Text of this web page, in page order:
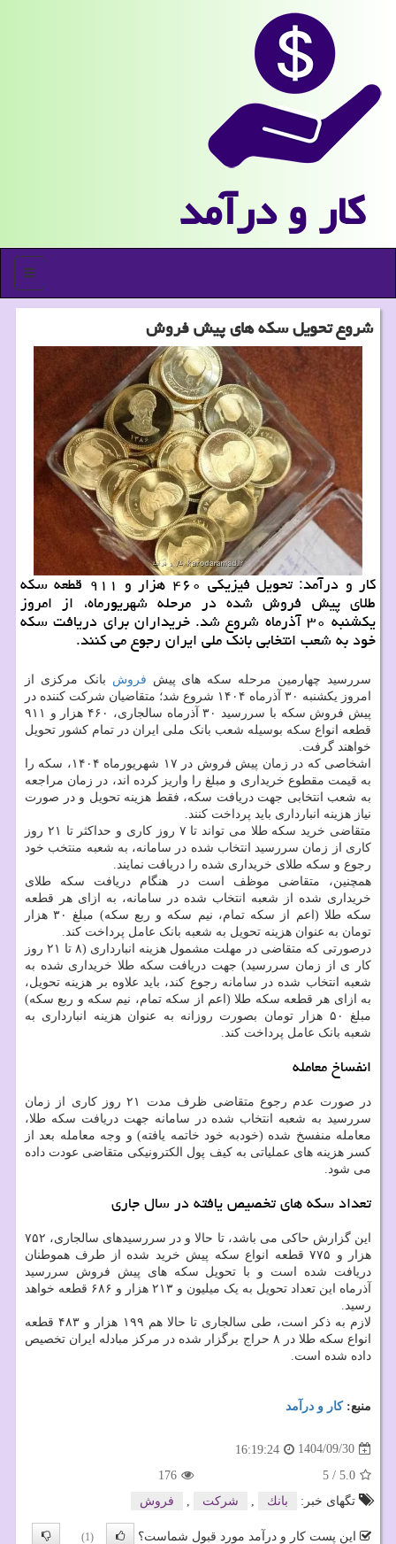
كار و درآمد
منو
شروع تحویل سکه های پیش فروش
کار و درآمد: تحویل فیزیکی ۴۶۰ هزار و ۹۱۱ قطعه سکه
طلای پیش فروش شده در مرحله شهریورماه، از امروز
یکشنبه ۳۰ آذرماه شروع شد. خریداران برای دریافت سکه
خود به شعب انتخابی بانک ملی ایران رجوع می کنند.
سررسید چهارمین مرحله سکه های پیش فروش بانک مرکزی از
امروز یکشنبه ۳۰ آذرماه ۱۴۰۴ شروع شد؛ متقاضیان شرکت کننده در
پیش فروش سکه با سررسید ۳۰ آذرماه سالجاری، ۴۶۰ هزار و ۹۱۱
قطعه انواع سکه بوسیله شعب بانک ملی ایران در تمام کشور تحویل
خواهند گرفت.
اشخاصی که در زمان پیش فروش در ۱۷ شهریورماه ۱۴۰۴، سکه را
به قیمت مقطوع خریداری و مبلغ را واریز کرده اند، در زمان مراجعه
به شعب انتخابی جهت دریافت سکه، فقط هزینه تحویل و در صورت
نیاز هزینه انبارداری باید پرداخت کنند.
متقاضی خرید سکه طلا می تواند تا ۷ روز کاری و حداکثر تا ۲۱ روز
کاری از زمان سررسید انتخاب شده در سامانه، به شعبه منتخب خود
رجوع و سکه طلای خریداری شده را دریافت نمایند.
همچنین، متقاضی موظف است در هنگام دریافت سکه طلای
خریداری شده از شعبه انتخاب شده در سامانه، به ازای هر قطعه
سکه طلا (اعم از سکه تمام، نیم سکه و ربع سکه) مبلغ ۳۰ هزار
تومان به عنوان هزینه تحویل به شعبه بانک عامل پرداخت کند.
درصورتی که متقاضی در مهلت مشمول هزینه انبارداری (۸ تا ۲۱ روز
کار ی از زمان سررسید) جهت دریافت سکه طلا خریداری شده به
شعبه انتخاب شده در سامانه رجوع کند، باید علاوه بر هزینه تحویل،
به ازای هر قطعه سکه طلا (اعم از سکه تمام، نیم سکه و ربع سکه)
مبلغ ۵۰ هزار تومان بصورت روزانه به عنوان هزینه انبارداری به
شعبه بانک عامل پرداخت کند.
انفساخ معامله
در صورت عدم رجوع متقاضی ظرف مدت ۲۱ روز کاری از زمان
سررسید به شعبه انتخاب شده در سامانه جهت دریافت سکه طلا،
معامله منفسخ شده (خودبه خود خاتمه یافته) و وجه معامله بعد از
کسر هزینه های عملیاتی به کیف پول الکترونیکی متقاضی عودت داده
می شود.
تعداد سکه های تخصیص یافته در سال جاری
این گزارش حاکی می باشد، تا حالا و در سررسیدهای سالجاری، ۷۵۲
هزار و ۷۷۵ قطعه انواع سکه پیش خرید شده از طرف هموطنان
دریافت شده است و با تحویل سکه های پیش فروش سررسید
آذرماه این تعداد تحویل به یک میلیون و ۲۱۳ هزار و ۶۸۶ قطعه خواهد
رسید.
لازم به ذکر است، طی سالجاری تا حالا هم ۱۹۹ هزار و ۴۸۳ قطعه
انواع سکه طلا در ۸ حراج برگزار شده در مرکز مبادله ایران تخصیص
داده شده است.
منبع:كار و درآمد
1404/09/30
16:19:24
5.0
/
5
176
تگهای خبر:
بانك , شركت , فروش
این پست کار و درآمد مورد قبول شماست؟
(1)